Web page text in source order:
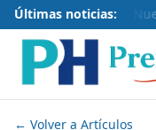
Últimas noticias:
← Volver a Artículos